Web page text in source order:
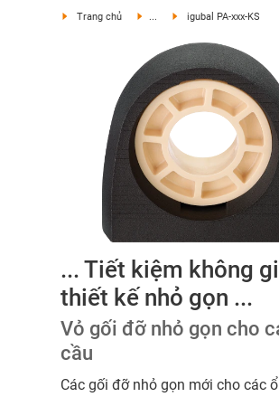
Trang chủ ... igubal PA-xxx-KS
... Tiết kiệm không
thiết kế nhỏ gọn ...
Vỏ gối đỡ nhỏ gọn cho
cầu
Các gối đỡ nhỏ gọn mới cho các